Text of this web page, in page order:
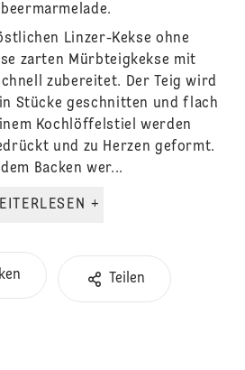
Linzer-Kekse ohne
zarten Mürbteigkekse mit
zubereitet. Der Teig wird
Stücke geschnitten und flach
Kochlöffelstiel werden
und zu Herzen geformt.
Backen wer...
WEITERLESEN +
Teilen